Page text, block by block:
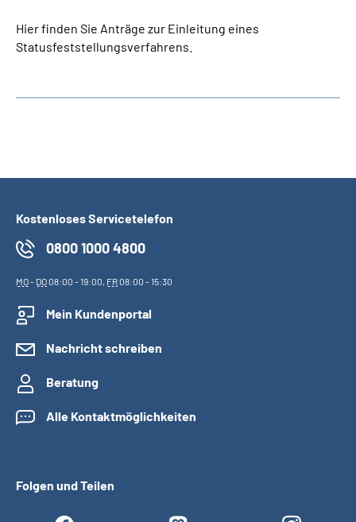
Hier finden Sie Anträge zur Einleitung eines
Statusfeststellungsverfahrens.
Kostenloses Servicetelefon
0800 1000 4800
MO- DO08:00 - 19:00, FR08:00 - 15:30
Mein Kundenportal
Nachricht schreiben
Beratung
Alle Kontaktmöglichkeiten
Folgen und Teilen